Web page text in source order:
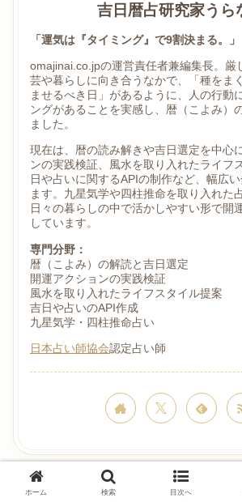
吉日暦占研究家うら
「運気は『タイミング』で9割決まる。」
omajinai.co.jpの運営責任者兼編集長。厳
芸や暮らしに向き合うなかで、「種をま
ませるべき日」があるように、人の行動
ングがあることを実感し、暦（こよみ）
ました。
現在は、暦の読み解きや吉日選定を中心
ンの実践検証、風水を取り入れたライフ
日や占いに関するAPIの制作など、幅広
ます。九星気学や四柱推命を取り入れた
日々の暮らしの中で活かしやすい形で開
しています。
専門分野：
暦（こよみ）の解読と吉日選定
開運アクションの実践検証
風水を取り入れたライフスタイル提案
吉日や占いのAPI作成
九星気学・四柱推命占い
日本占い師協会認定占い師
誕生日占い
ホーム 検索 目次へ